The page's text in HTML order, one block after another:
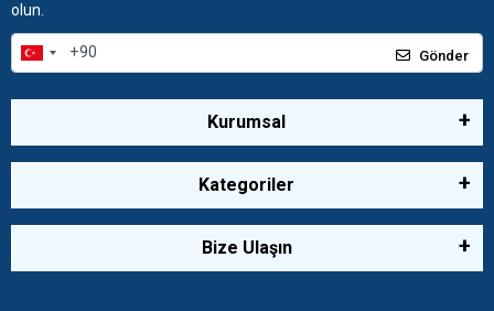
olun.
Gönder
Kurumsal
Kategoriler
Bize Ulaşın